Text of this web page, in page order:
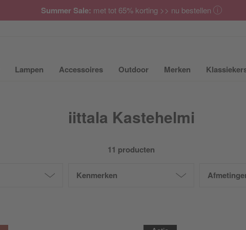
Summer Sale: met tot 65% korting >> nu bestellen
Submenu van Meubilair uit- of inklappen
Lampen Submenu van Lampen uit- of inklappen
Accessoires Submenu van Accessoires uit- of
Outdoor Submenu van Outdoor
Merken Submenu
iittala Kastehelmi
11 producten
Kenmerken